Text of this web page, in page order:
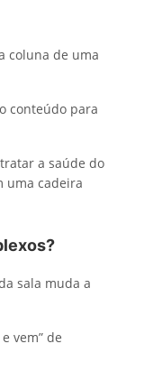
coluna de uma
conteúdo para
a saúde do
uma cadeira
sala muda a
vem” de